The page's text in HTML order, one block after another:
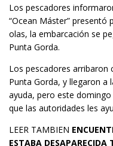
Los pescadores
“Ocean Máster”
olas, la embarcación se
Punta Gorda.
Los pescadores arribaron
Punta Gorda, y llegaron a
ayuda, pero este
que las autoridades les
LEER TAMBIEN
ESTABA DESAPARECIDA